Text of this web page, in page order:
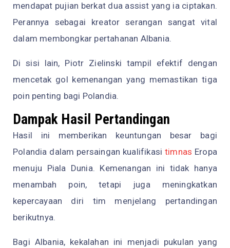
mendapat pujian berkat dua assist yang ia ciptakan.
Perannya sebagai kreator serangan sangat vital
dalam membongkar pertahanan Albania.
Di sisi lain, Piotr Zielinski tampil efektif dengan
mencetak gol kemenangan yang memastikan tiga
poin penting bagi Polandia.
Dampak Hasil Pertandingan
Hasil ini memberikan keuntungan besar bagi
Polandia dalam persaingan kualifikasi timnas Eropa
menuju Piala Dunia. Kemenangan ini tidak hanya
menambah poin, tetapi juga meningkatkan
kepercayaan diri tim menjelang pertandingan
berikutnya.
Bagi Albania, kekalahan ini menjadi pukulan yang